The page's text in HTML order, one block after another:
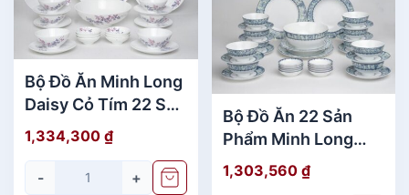
y
s
-
T
ắ
Bộ Đồ Ăn Minh Long
Daisy Cỏ Tím 22 Sản
Phẩm Đẹp
1,334,300 ₫
- +
Bộ Đồ Ăn 22 Sản
Phẩm Minh Long
Jasmine Vinh Quy
Nhạt Giá rẻ
1,303,560 ₫